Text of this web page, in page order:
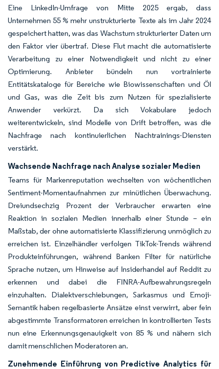
Eine LinkedIn-Umfrage von Mitte 2025 ergab, dass
Unternehmen 55 % mehr unstrukturierte Texte als im Jahr 2024
gespeichert hatten, was das Wachstum strukturierter Daten um
den Faktor vier übertraf. Diese Flut macht die automatisierte
Verarbeitung zu einer Notwendigkeit und nicht zu einer
Optimierung. Anbieter bündeln nun vortrainierte
Entitätskataloge für Bereiche wie Biowissenschaften und Öl
und Gas, was die Zeit bis zum Nutzen für spezialisierte
Anwender verkürzt. Da sich Vokabulare jedoch
weiterentwickeln, sind Modelle von Drift betroffen, was die
Nachfrage nach kontinuierlichen Nachtrainings-Diensten
verstärkt.
Wachsende Nachfrage nach Analyse sozialer Medien
Teams für Markenreputation wechselten von wöchentlichen
Sentiment-Momentaufnahmen zur minütlichen Überwachung.
Dreiundsechzig Prozent der Verbraucher erwarten eine
Reaktion in sozialen Medien innerhalb einer Stunde – ein
Maßstab, der ohne automatisierte Klassifizierung unmöglich zu
erreichen ist. Einzelhändler verfolgen TikTok-Trends während
Produkteinführungen, während Banken Filter für natürliche
Sprache nutzen, um Hinweise auf Insiderhandel auf Reddit zu
erkennen und dabei die FINRA-Aufbewahrungsregeln
einzuhalten. Dialektverschiebungen, Sarkasmus und Emoji-
Semantik haben regelbasierte Ansätze einst verwirrt, aber fein
abgestimmte Transformatoren erreichen in kontrollierten Tests
nun eine Erkennungsgenauigkeit von 85 % und nähern sich
damit menschlichen Moderatoren an.
Zunehmende Einführung von Predictive Analytics für